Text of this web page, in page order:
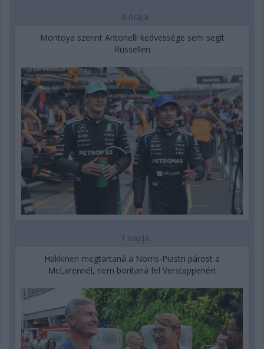
8 órája
Montoya szerint Antonelli kedvessége sem segít
Russellen
1 napja
Hakkinen megtartaná a Norris-Piastri párost a
McLarennél, nem borítaná fel Verstappenért